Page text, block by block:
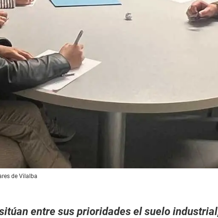
de Vilalba
entre sus prioridades el suelo